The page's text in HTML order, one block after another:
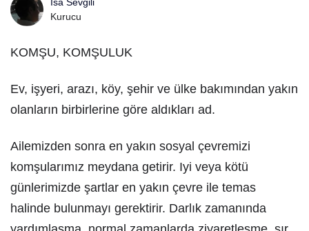
Kurucu
KOMŞU, KOMŞULUK
Ev, işyeri, arazı, köy, şehir ve ülke bakımından yakın
olanların birbirlerine göre aldıkları ad.
Ailemizden sonra en yakın sosyal çevremizi
komşularımız meydana getirir. Iyi veya kötü
günlerimizde şartlar en yakın çevre ile temas
halinde bulunmayı gerektirir. Darlık zamanında